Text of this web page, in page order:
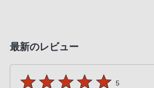
最新のレビュー
5